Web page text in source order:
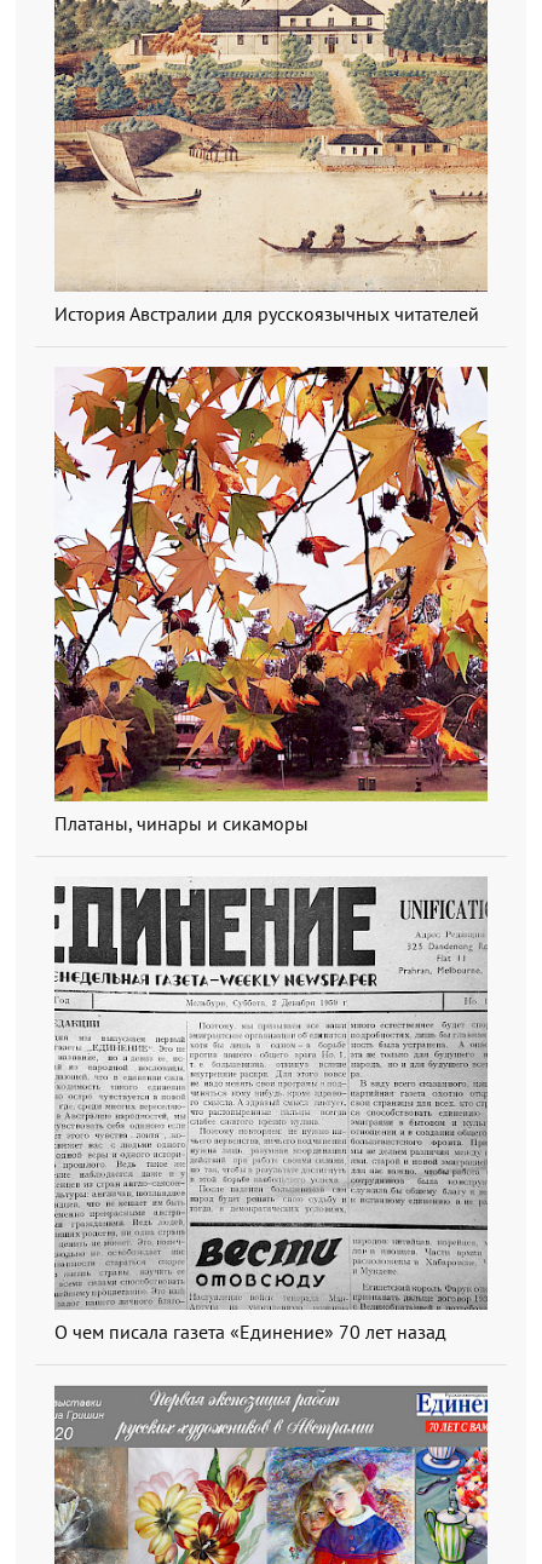
История Австралии для русскоязычных читателей
Платаны, чинары и сикаморы
О чем писала газета «Единение» 70 лет назад